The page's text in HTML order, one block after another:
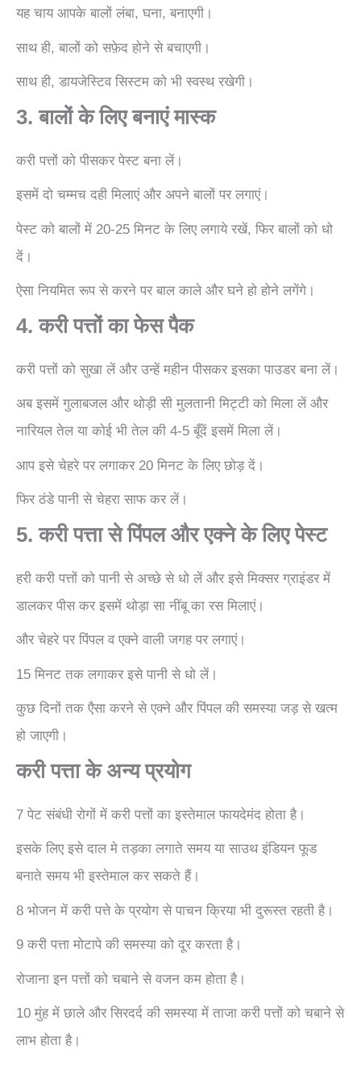
यह चाय आपके बालों लंबा, घना, बनाएगी।
साथ ही, बालों को सफ़ेद होने से बचाएगी।
साथ ही, डायजेस्टिव सिस्टम को भी स्वस्थ रखेगी।
3. बालों के लिए बनाएं मास्क
करी पत्तों को पीसकर पेस्ट बना लें।
इसमें दो चम्मच दही मिलाएं और अपने बालों पर लगाएं।
पेस्ट को बालों में 20-25 मिनट के लिए लगाये रखें, फिर बालों को धो
दें।
ऐसा नियमित रूप से करने पर बाल काले और घने हो होने लगेंगे।
4. करी पत्तों का फेस पैक
करी पत्तों को सुखा लें और उन्हें महीन पीसकर इसका पाउडर बना लें।
अब इसमें गुलाबजल और थोड़ी सी मुलतानी मिट्टी को मिला लें और
नारियल तेल या कोई भी तेल की 4-5 बूँदें इसमें मिला लें।
आप इसे चेहरे पर लगाकर 20 मिनट के लिए छोड़ दें।
फिर ठंडे पानी से चेहरा साफ कर लें।
5. करी पत्ता से पिंपल और एक्ने के लिए पेस्ट
हरी करी पत्तों को पानी से अच्छे से धो लें और इसे मिक्सर ग्राइंडर में
डालकर पीस कर इसमें थोड़ा सा नींबू का रस मिलाएं।
और चेहरे पर पिंपल व एक्ने वाली जगह पर लगाएं।
15 मिनट तक लगाकर इसे पानी से धो लें।
कुछ दिनों तक एैसा करने से एक्ने और पिंपल की समस्या जड़ से खत्म
हो जाएगी।
करी पत्ता के अन्य प्रयोग
7 पेट संबंधी रोगों में करी पत्तों का इस्तेमाल फायदेमंद होता है।
इसके लिए इसे दाल मे तड़का लगाते समय या साउथ इंडियन फूड
बनाते समय भी इस्तेमाल कर सकते हैं।
8 भोजन में करी पत्ते के प्रयोग से पाचन क्रिया भी दुरूस्त रहती है।
9 करी पत्ता मोटापे की समस्या को दूर करता है।
रोजाना इन पत्तों को चबाने से वजन कम होता है।
10 मुंह में छाले और सिरदर्द की समस्या में ताजा करी पत्तों को चबाने से
लाभ होता है।